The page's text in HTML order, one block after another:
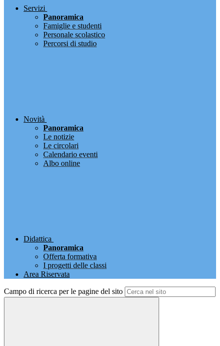
Servizi
Panoramica
Famiglie e studenti
Personale scolastico
Percorsi di studio
Novità
Panoramica
Le notizie
Le circolari
Calendario eventi
Albo online
Didattica
Panoramica
Offerta formativa
I progetti delle classi
Area Riservata
Campo di ricerca per le pagine del sito